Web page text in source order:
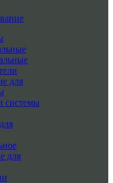
для
системы
для